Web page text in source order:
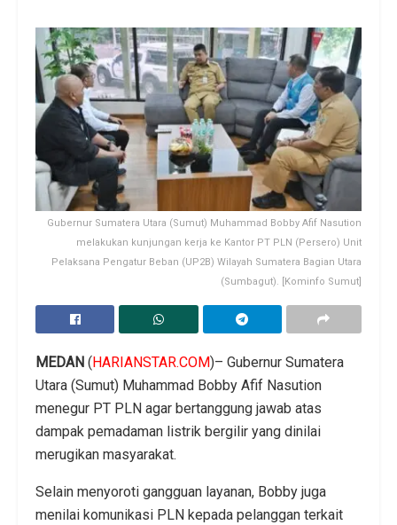
Gubernur Sumatera Utara (Sumut) Muhammad Bobby Afif Nasution
melakukan kunjungan kerja ke Kantor PT PLN (Persero) Unit
Pelaksana Pengatur Beban (UP2B) Wilayah Sumatera Bagian Utara
(Sumbagut). [Kominfo Sumut]
MEDAN (HARIANSTAR.COM)– Gubernur Sumatera
Utara (Sumut) Muhammad Bobby Afif Nasution
menegur PT PLN agar bertanggung jawab atas
dampak pemadaman listrik bergilir yang dinilai
merugikan masyarakat.
Selain menyoroti gangguan layanan, Bobby juga
menilai komunikasi PLN kepada pelanggan terkait